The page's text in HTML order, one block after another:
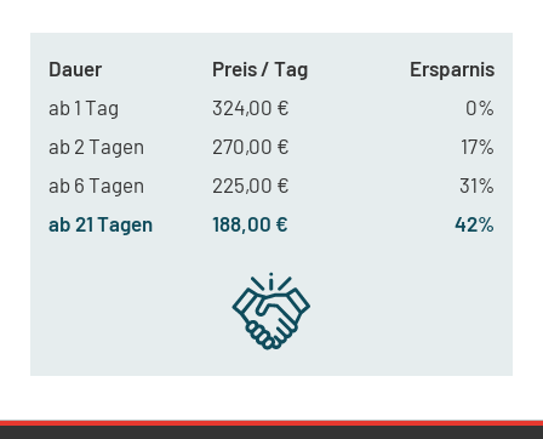
Dauer Preis / Tag
Ersparnis
ab 1 Tag
324,00 €
0%
ab 2 Tagen
270,00 €
17%
ab 6 Tagen
225,00 €
31%
ab 21 Tagen
188,00 € 42%